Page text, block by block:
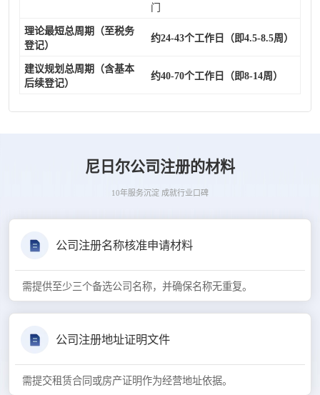
门
理论最短总周期（至税务
登记）
约24-43个工作日（即4.5-8.5周）
建议规划总周期（含基本
后续登记）
约40-70个工作日（即8-14周）
尼日尔公司注册的材料
10年服务沉淀 成就行业口碑
公司注册名称核准申请材料
需提供至少三个备选公司名称，并确保名称无重复。
公司注册地址证明文件
需提交租赁合同或房产证明作为经营地址依据。